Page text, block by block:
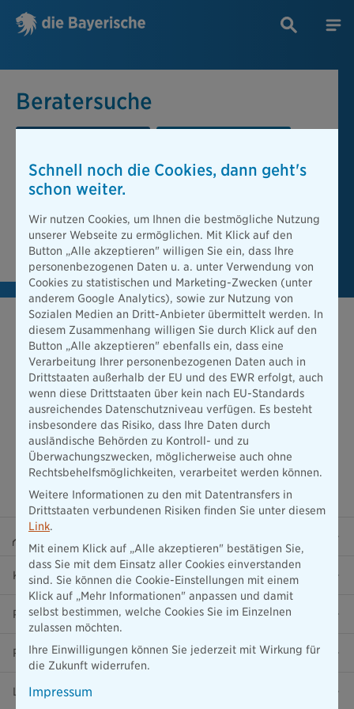
Beratersuche
Beratersuche
PLZ oder Ort
Berater finden
Karriere
Presse
Ratgeber
Lob & Kritik
Schnell noch die Cookies, dann geht's
schon weiter.
Wir nutzen Cookies, um Ihnen die bestmögliche Nutzung
unserer Webseite zu ermöglichen. Mit Klick auf den
Button „Alle akzeptieren" willigen Sie ein, dass Ihre
personenbezogenen Daten u. a. unter Verwendung von
Cookies zu statistischen und Marketing-Zwecken (unter
anderem Google Analytics), sowie zur Nutzung von
Sozialen Medien an Dritt-Anbieter übermittelt werden. In
diesem Zusammenhang willigen Sie durch Klick auf den
Button „Alle akzeptieren" ebenfalls ein, dass eine
Verarbeitung Ihrer personenbezogenen Daten auch in
Drittstaaten außerhalb der EU und des EWR erfolgt, auch
wenn diese Drittstaaten über kein nach EU-Standards
ausreichendes Datenschutzniveau verfügen. Es besteht
insbesondere das Risiko, dass Ihre Daten durch
ausländische Behörden zu Kontroll- und zu
Überwachungszwecken, möglicherweise auch ohne
Rechtsbehelfsmöglichkeiten, verarbeitet werden können.
Weitere Informationen zu den mit Datentransfers in
Drittstaaten verbundenen Risiken finden Sie unter diesem
Link.
Mit einem Klick auf „Alle akzeptieren" bestätigen Sie,
dass Sie mit dem Einsatz aller Cookies einverstanden
sind. Sie können die Cookie-Einstellungen mit einem
Klick auf „Mehr Informationen" anpassen und damit
selbst bestimmen, welche Cookies Sie im Einzelnen
zulassen möchten.
Ihre Einwilligungen können Sie jederzeit mit Wirkung für
die Zukunft widerrufen.
Impressum